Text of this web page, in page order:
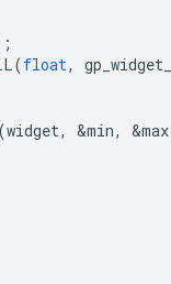
(float,
(widget, &min, &max